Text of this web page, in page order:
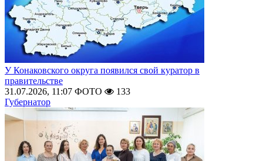
У Конаковского округа появился свой куратор в
правительстве
31.07.2026, 11:07 ФОТО
133
Губернатор